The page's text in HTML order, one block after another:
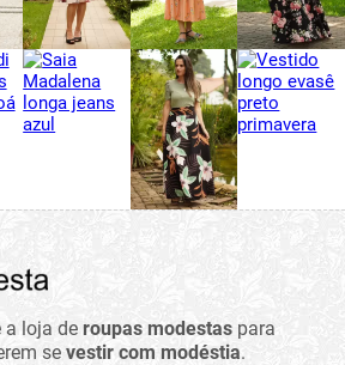
a loja de roupas modestas para
se vestir com modéstia.